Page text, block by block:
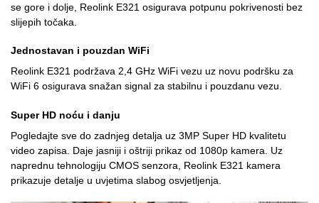
se gore i dolje, Reolink E321 osigurava potpunu pokrivenosti bez
slijepih točaka.
Jednostavan i pouzdan WiFi
Reolink E321 podržava 2,4 GHz WiFi vezu uz novu podršku za
WiFi 6 osigurava snažan signal za stabilnu i pouzdanu vezu.
Super HD noću i danju
Pogledajte sve do zadnjeg detalja uz 3MP Super HD kvalitetu
video zapisa. Daje jasniji i oštriji prikaz od 1080p kamera. Uz
naprednu tehnologiju CMOS senzora, Reolink E321 kamera
prikazuje detalje u uvjetima slabog osvjetljenja.